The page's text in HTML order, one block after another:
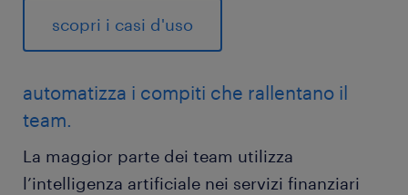
scopri i casi d'uso
automatizza i compiti che rallentano il
team.
La maggior parte dei team utilizza
l’intelligenza artificiale nei servizi finanziari